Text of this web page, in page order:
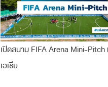
เปิดสนาม FIFA Arena Mini-Pitch
เอเชีย